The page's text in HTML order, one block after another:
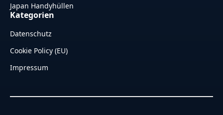
Japan Handyhüllen
Kategorien
Datenschutz
Cookie Policy (EU)
Impressum